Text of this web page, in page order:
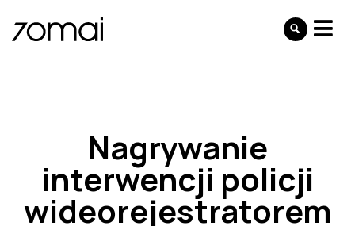
Nagrywanie
interwencji policji
wideorejestratorem